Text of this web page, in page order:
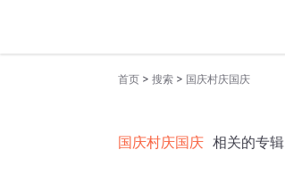
首页 > 搜索 > 国庆村庆国庆
国庆村庆国庆 相关的专辑